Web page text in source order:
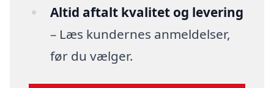
Altid aftalt kvalitet og levering
– Læs kundernes anmeldelser,
før du vælger.